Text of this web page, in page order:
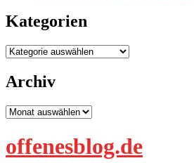
Kategorien
Kategorien
Archiv
Archiv
offenesblog.de